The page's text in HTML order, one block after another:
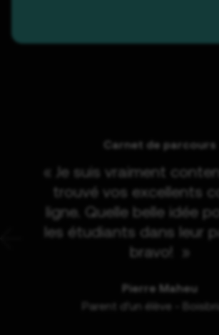
Carnet de parcours
« Je suis vraiment
trouvé vos excellents
ligne. Quelle belle idée
les étudiants dans leur
bravo! »
Pierre Maheu
Parent d’un élève -